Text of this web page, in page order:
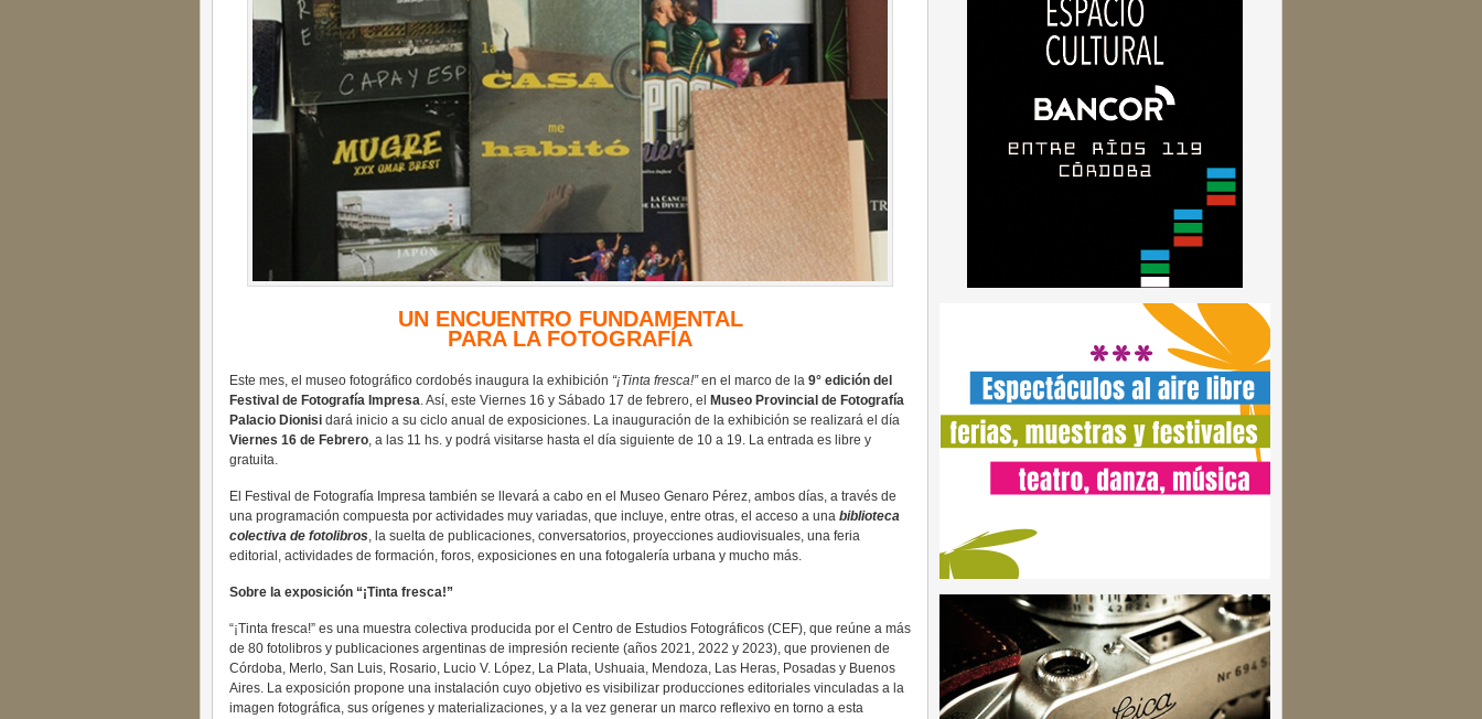
UN ENCUENTRO FUNDAMENTAL
PARA LA FOTOGRAFÍA
Este mes, el museo fotográfico cordobés inaugura la exhibición “¡Tinta fresca!”en el marco de la 9° edición del
Festival de Fotografía Impresa. Así, este Viernes 16 y Sábado 17 de febrero, el
Museo Provincial de Fotografía
Palacio Dionisi dará inicio a su ciclo anual de exposiciones. La inauguración de la exhibición se realizará el día
Viernes 16 de Febrero, a las 11 hs. y podrá visitarse hasta el día siguiente de 10 a 19. La entrada es libre y
gratuita.
El Festival de Fotografía Impresa también se llevará a cabo en el Museo Genaro Pérez, ambos días, a través de
una programación compuesta por actividades muy variadas, que incluye, entre otras, el acceso a una biblioteca
colectiva de fotolibros, la suelta de publicaciones, conversatorios, proyecciones audiovisuales, una feria
editorial, actividades de formación, foros, exposiciones en una fotogalería urbana y mucho más.
Sobre la exposición “¡Tinta fresca!”
“¡Tinta fresca!” es una muestra colectiva producida por el Centro de Estudios Fotográficos (CEF), que reúne a más
de 80 fotolibros y publicaciones argentinas de impresión reciente (años 2021, 2022 y 2023), que provienen de
Córdoba, Merlo, San Luis, Rosario, Lucio V. López, La Plata, Ushuaia, Mendoza, Las Heras, Posadas y Buenos
Aires. La exposición propone una instalación cuyo objetivo es visibilizar producciones editoriales vinculadas a la
imagen fotográfica, sus orígenes y materializaciones, y a la vez generar un marco reflexivo en torno a esta